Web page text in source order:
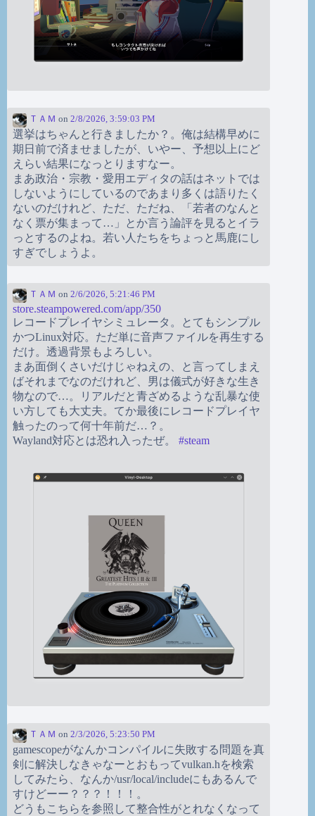
ＴＡＭ on 2/8/2026, 3:59:03 PM
選挙はちゃんと行きましたか？。俺は結構早めに
期日前で済ませましたが、いやー、予想以上にど
えらい結果になっとりますなー。
まあ政治・宗教・愛用エディタの話はネットでは
しないようにしているのであまり多くは語りたく
ないのだけれど、ただ、ただね、「若者のなんと
なく票が集まって…」とか言う論評を見るとイラ
っとするのよね。若い人たちをちょっと馬鹿にし
すぎでしょうよ。
ＴＡＭ on 2/6/2026, 5:21:46 PM
store.steampowered.com/app/350
レコードプレイヤシミュレータ。とてもシンプル
かつLinux対応。ただ単に音声ファイルを再生する
だけ。透過背景もよろしい。
まあ面倒くさいだけじゃねえの、と言ってしまえ
ばそれまでなのだけれど、男は儀式が好きな生き
物なので…。リアルだと青ざめるような乱暴な使
い方しても大丈夫。てか最後にレコードプレイヤ
触ったのって何十年前だ…？。
Wayland対応とは恐れ入ったぜ。 #steam
ＴＡＭ on 2/3/2026, 5:23:50 PM
gamescopeがなんかコンパイルに失敗する問題を真
剣に解決しなきゃなーとおもってvulkan.hを検索
してみたら、なんか/usr/local/includeにもあるんで
すけどーー？？？！！！。
どうもこちらを参照して整合性がとれなくなって